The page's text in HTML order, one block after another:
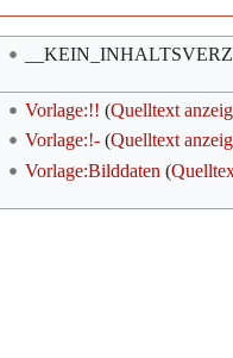
Vorlage:!! (Quelltext
Vorlage:!- (Quelltext
Vorlage:Bilddaten (